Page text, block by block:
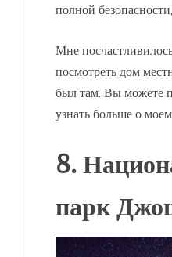
полной
Мне
посмотреть дом
был там. Вы можете
узнать больше о
8.
парк